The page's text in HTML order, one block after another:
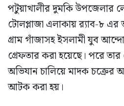
পটুয়াখালীর দুমকি উপজেলার
টোলপ্লাজা এলাকায় র‍্যাব-৮
গ্রাম গাঁজাসহ ইসলামী যুব
গ্রেফতার করা হয়েছে। পরে তার
অভিযান চালিয়ে মাদক
আটক করা হয়।